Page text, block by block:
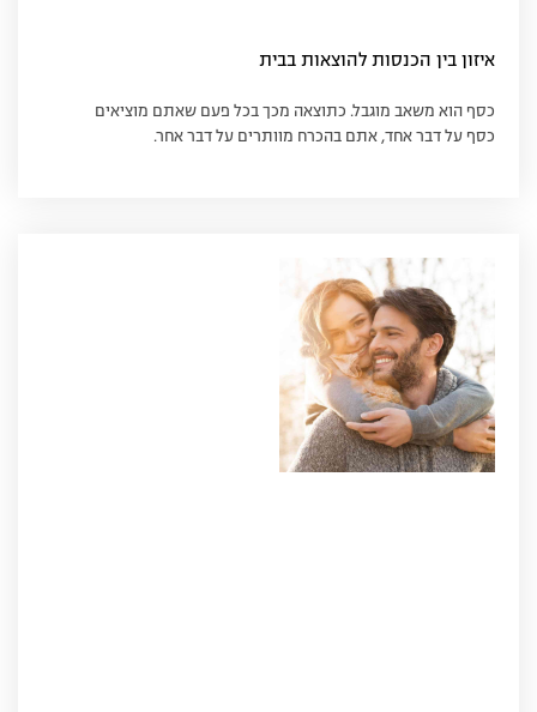
איזון בין הכנסות להוצאות בבית
כסף הוא משאב מוגבל. כתוצאה מכך בכל פעם שאתם מוציאים
כסף על דבר אחד, אתם בהכרח מוותרים על דבר אחר.